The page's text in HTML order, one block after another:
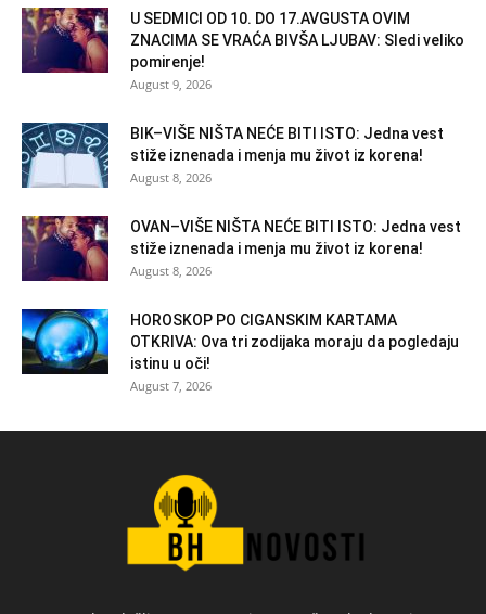
U SEDMICI OD 10. DO 17.AVGUSTA OVIM
ZNACIMA SE VRAĆA BIVŠA LJUBAV: Sledi veliko
pomirenje!
August 9, 2026
BIK–VIŠE NIŠTA NEĆE BITI ISTO: Jedna vest
stiže iznenada i menja mu život iz korena!
August 8, 2026
OVAN–VIŠE NIŠTA NEĆE BITI ISTO: Jedna vest
stiže iznenada i menja mu život iz korena!
August 8, 2026
HOROSKOP PO CIGANSKIM KARTAMA
OTKRIVA: Ova tri zodijaka moraju da pogledaju
istinu u oči!
August 7, 2026